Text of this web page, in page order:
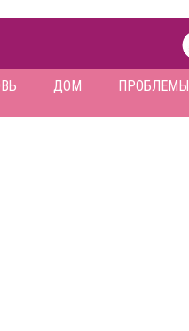
ДОМ ПРОБЛЕМЫ